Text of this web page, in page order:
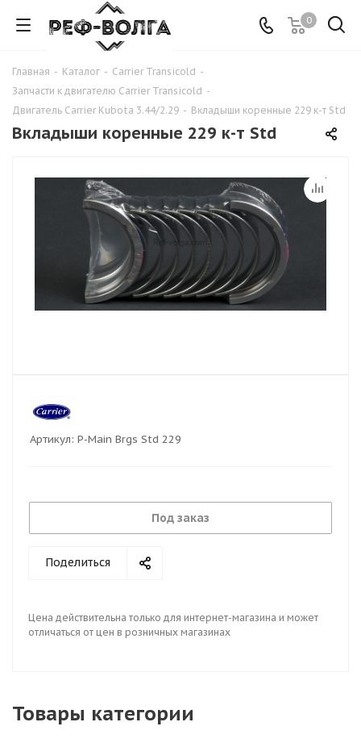
0
Главная - Каталог - Carrier Transicold -
Запчасти к двигателю Carrier Transicold -
Двигатель Carrier Kubota 3.44/2.29 - Вкладыши коренные 229 к-т Std
Вкладыши коренные 229 к-т Std
Артикул: P-Main Brgs Std 229
Под заказ
Поделиться
Цена действительна только для интернет-магазина и может
отличаться от цен в розничных магазинах
Товары категории